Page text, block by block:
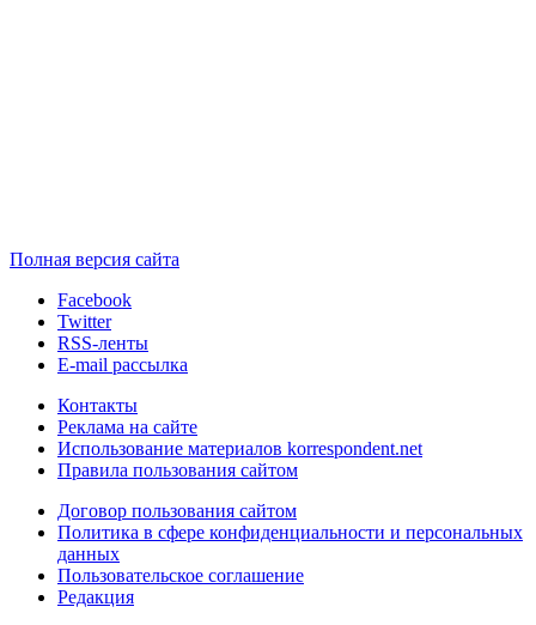
Полная версия сайта
Facebook
Twitter
RSS-ленты
E-mail рассылка
Контакты
Реклама на сайте
Использование материалов korrespondent.net
Правила пользования сайтом
Договор пользования сайтом
Политика в сфере конфиденциальности и персональных
данных
Пользовательское соглашение
Редакция